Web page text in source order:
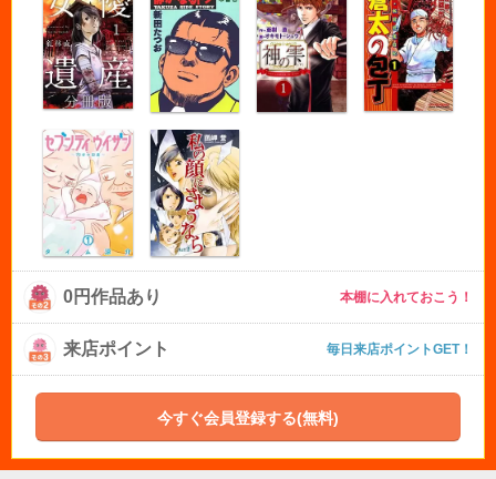
0円作品あり 本棚に入れておこう！
来店ポイント 毎日来店ポイントGET！
今すぐ会員登録する(無料)